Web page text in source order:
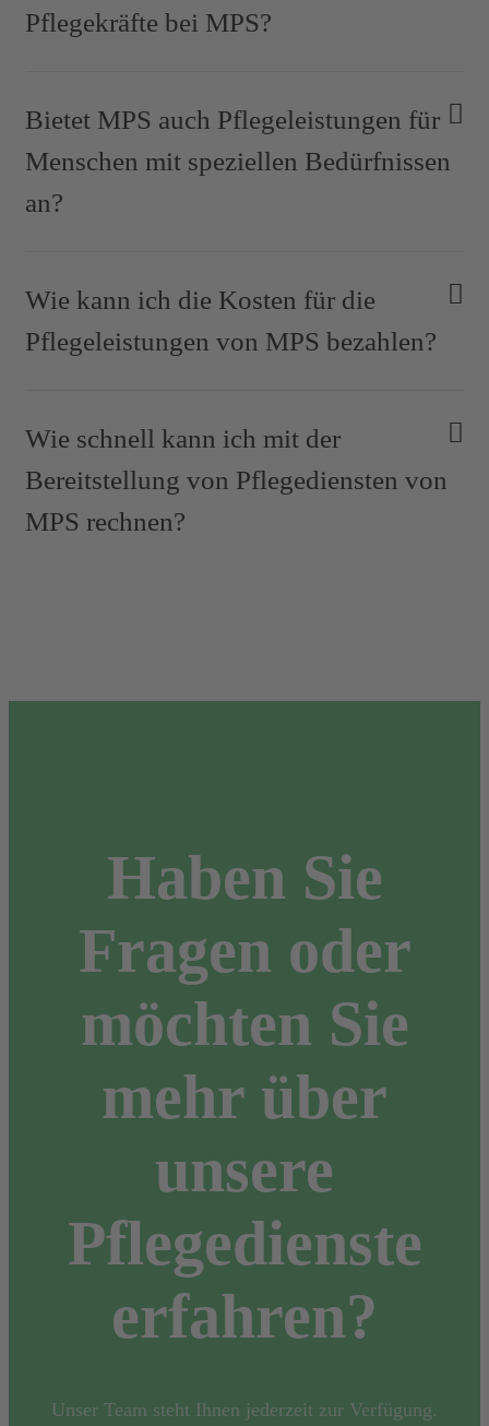
Pflegekräfte bei MPS?
Bietet MPS auch Pflegeleistungen für
Menschen mit speziellen Bedürfnissen
an?
Wie kann ich die Kosten für die
Pflegeleistungen von MPS bezahlen?
Wie schnell kann ich mit der
Bereitstellung von Pflegediensten von
MPS rechnen?
Haben Sie
Fragen oder
möchten Sie
mehr über
unsere
Pflegedienste
erfahren?
Unser Team steht Ihnen jederzeit zur Verfügung.